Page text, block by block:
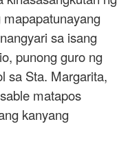
sa isang
punong guro ng
sa Sta. Margarita,
matapos
kanyang